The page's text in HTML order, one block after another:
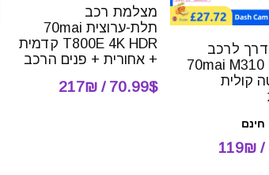
לרכב
70mai M310
קולית
מצלמת רכב
תלת-ערוצית 70mai
T800E 4K HDR קדמית
+ אחורית + פנים הרכב
70.99$ / 217₪